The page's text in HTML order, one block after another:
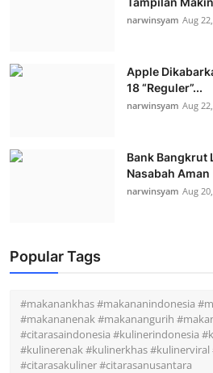
narwinsyam Aug
Apple
18 “Reguler”...
narwinsyam Aug
Bank Bangkrut
Nasabah Aman
narwinsyam Aug
Popular Tags
#makanankhas #makananindonesia
#makananenak #makanangurih
#citarasaindonesia #kulinerindonesia
#kulinerenak #kulinerkhas
#citarasakuliner #citarasanusantara